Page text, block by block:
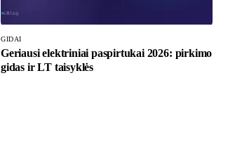
GIDAI
Geriausi elektriniai paspirtukai 2026: pirkimo
gidas ir LT taisyklės